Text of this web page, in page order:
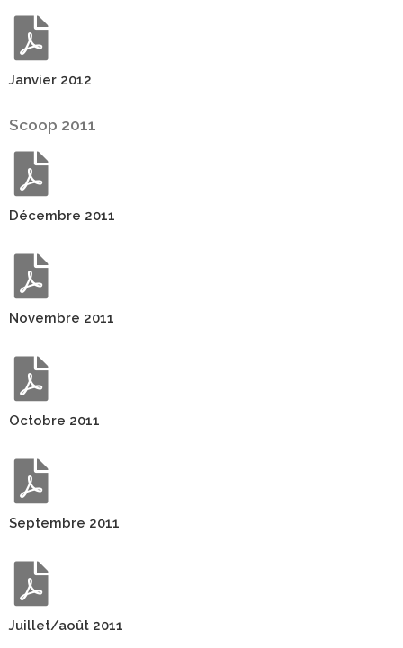
Janvier 2012
Scoop 2011
Décembre 2011
Novembre 2011
Octobre 2011
Septembre 2011
Juillet/août 2011